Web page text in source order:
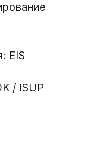
EIS
/ ISUP